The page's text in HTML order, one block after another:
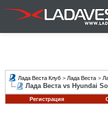
Лада Веста Клуб > Лада Веста >
Лада Веста vs Hyundai
Регистрация